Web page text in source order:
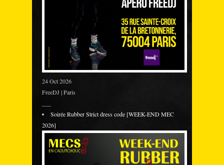
24 Oct 2026
FreeDJ | Paris
Soirée Rubber Strict dress code [WEEK-END MEC
2026]